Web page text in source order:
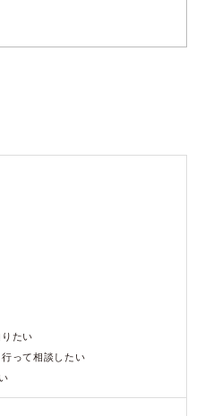
たい
って相談したい